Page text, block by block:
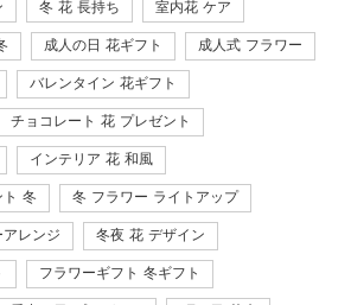
冬 花 長持ち 室内花 ケア
成人の日 花ギフト 成人式 フラワー
バレンタイン 花ギフト
チョコレート 花 プレゼント
インテリア 花 和風
ト 冬 冬 フラワー ライトアップ
レンジ 冬夜 花 デザイン
フラワーギフト 冬ギフト